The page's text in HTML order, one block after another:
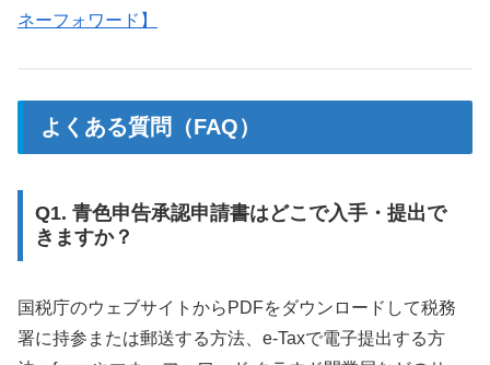
ネーフォワード】
よくある質問（FAQ）
Q1. 青色申告承認申請書はどこで入手・提出で
きますか？
国税庁のウェブサイトからPDFをダウンロードして税務
署に持参または郵送する方法、e-Taxで電子提出する方